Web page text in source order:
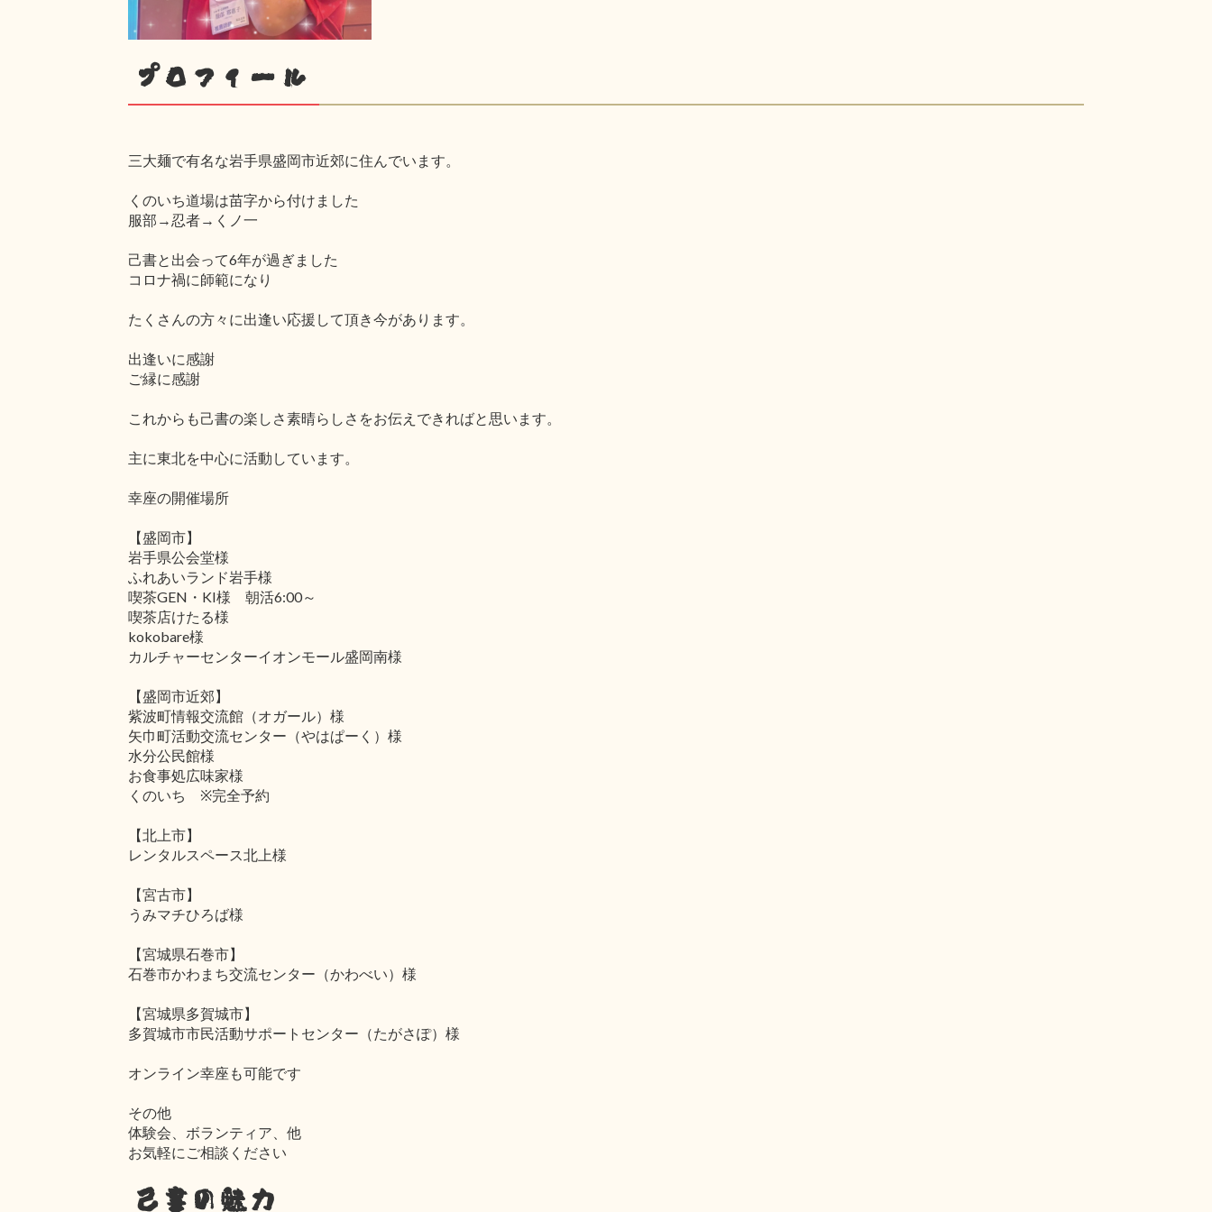
プロフィール
三大麺で有名な岩手県盛岡市近郊に住んでいます。
くのいち道場は苗字から付けました
服部→忍者→くノ一
己書と出会って6年が過ぎました
コロナ禍に師範になり
たくさんの方々に出逢い応援して頂き今があります。
出逢いに感謝
ご縁に感謝
これからも己書の楽しさ素晴らしさをお伝えできればと思います。
主に東北を中心に活動しています。
幸座の開催場所
【盛岡市】
岩手県公会堂様
ふれあいランド岩手様
喫茶GEN・KI様 朝活6:00～
喫茶店けたる様
kokobare様
カルチャーセンターイオンモール盛岡南様
【盛岡市近郊】
紫波町情報交流館（オガール）様
矢巾町活動交流センター（やはぱーく）様
水分公民館様
お食事処広味家様
くのいち ※完全予約
【北上市】
レンタルスペース北上様
【宮古市】
うみマチひろば様
【宮城県石巻市】
石巻市かわまち交流センター（かわべい）様
【宮城県多賀城市】
多賀城市市民活動サポートセンター（たがさぽ）様
オンライン幸座も可能です
その他
体験会、ボランティア、他
お気軽にご相談ください
己書の魅力